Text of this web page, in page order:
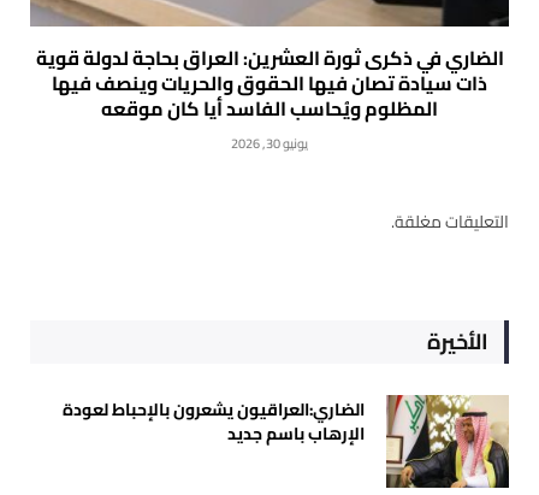
الضاري في ذكرى ثورة العشرين: العراق بحاجة لدولة قوية
ذات سيادة تصان فيها الحقوق والحريات وينصف فيها
المظلوم ويُحاسب الفاسد أيا كان موقعه
يونيو 30, 2026
التعليقات مغلقة.
الأخيرة
الضاري:العراقيون يشعرون بالإحباط لعودة
الإرهاب باسم جديد